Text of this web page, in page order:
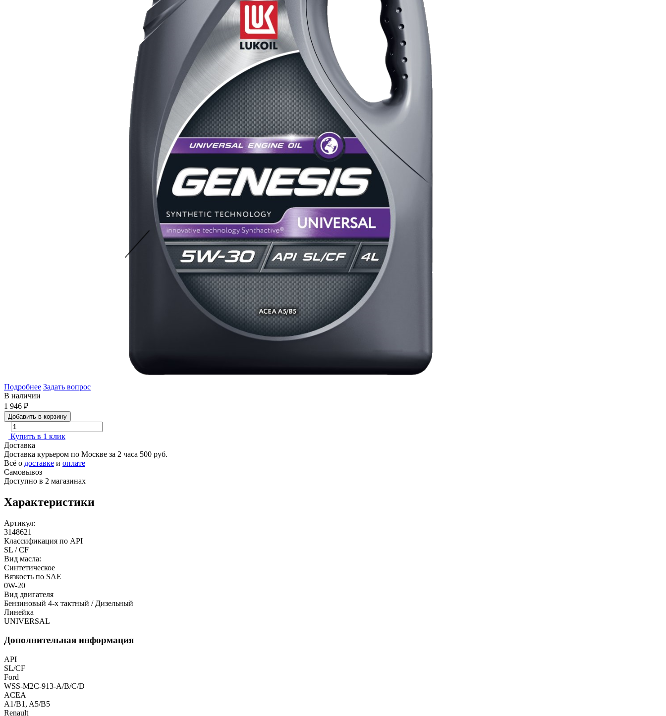
Подробнее Задать вопрос
В наличии
1 946 ₽
Добавить в корзину
Купить в 1 клик
Доставка
Доставка курьером по Москве за 2 часа 500 руб.
Всё о доставке и оплате
Самовывоз
Доступно в 2 магазинах
Характеристики
Артикул:
3148621
Классификация по API
SL / CF
Вид масла:
Синтетическое
Вязкость по SAE
0W-20
Вид двигателя
Бензиновый 4-х тактный / Дизельный
Линейка
UNIVERSAL
Дополнительная информация
API
SL/CF
Ford
WSS-M2C-913-A/B/C/D
ACEA
A1/B1, A5/B5
Renault